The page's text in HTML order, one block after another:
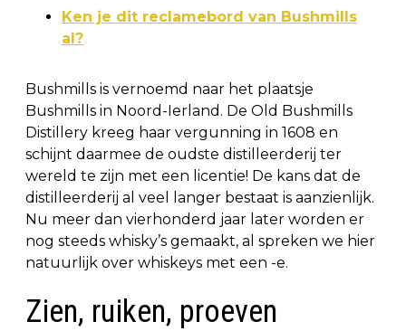
Ken je dit reclamebord van Bushmills
al?
Bushmills is vernoemd naar het plaatsje
Bushmills in Noord-Ierland. De Old Bushmills
Distillery kreeg haar vergunning in 1608 en
schijnt daarmee de oudste distilleerderij ter
wereld te zijn met een licentie! De kans dat de
distilleerderij al veel langer bestaat is aanzienlijk.
Nu meer dan vierhonderd jaar later worden er
nog steeds whisky’s gemaakt, al spreken we hier
natuurlijk over whiskeys met een -e.
Zien, ruiken, proeven